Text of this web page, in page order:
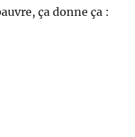
ça donne ça :